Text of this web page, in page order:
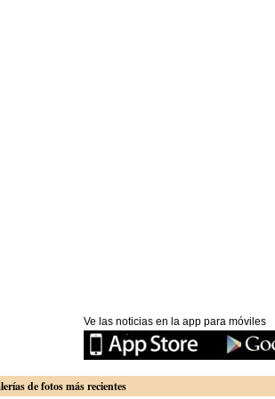
Ve las noticias en la app para móviles
de fotos más recientes